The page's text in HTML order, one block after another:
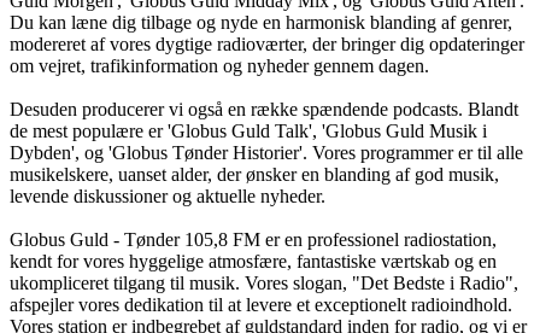
Du kan læne dig tilbage og nyde en harmonisk blanding af genrer,
modereret af vores dygtige radioværter, der bringer dig opdateringer
om vejret, trafikinformation og nyheder gennem dagen.
Desuden producerer vi også en række spændende podcasts. Blandt
de mest populære er 'Globus Guld Talk', 'Globus Guld Musik i
Dybden', og 'Globus Tønder Historier'. Vores programmer er til alle
musikelskere, uanset alder, der ønsker en blanding af god musik,
levende diskussioner og aktuelle nyheder.
Globus Guld - Tønder 105,8 FM er en professionel radiostation,
kendt for vores hyggelige atmosfære, fantastiske værtskab og en
ukompliceret tilgang til musik. Vores slogan, "Det Bedste i Radio",
afspejler vores dedikation til at levere et exceptionelt radioindhold.
Vores station er indbegrebet af guldstandard inden for radio, og vi er